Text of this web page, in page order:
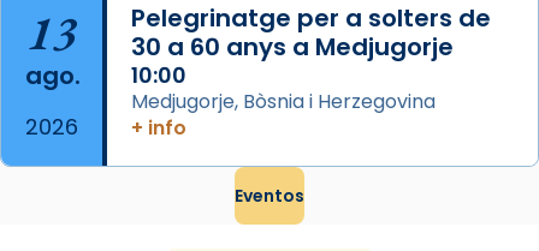
13
ago.
2026
Pelegrinatge per a solters de
30 a 60 anys a Medjugorje
10:00
Medjugorje, Bòsnia i Herzegovina
+ info
Eventos